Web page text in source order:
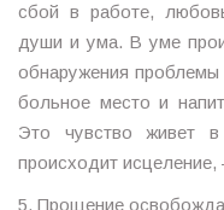
сбой в работе,
души и ума. В уме
обнаружения
больное место и
Это чувство живет
происходит
5. Прощение